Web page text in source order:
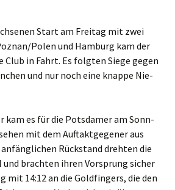
Start am Frei­tag mit zwei
Polen und Ham­burg kam der
in Fahrt. Es folg­ten Sie­ge gegen
und nur noch eine knap­pe Nie­
kam es für die Pots­da­mer am Sonn­
mit dem Auf­takt­ge­ge­ner aus
Rück­stand dreh­ten die
und brach­ten ihren Vor­sprung sicher
mit 14:12 an die Gold­fin­gers, die den